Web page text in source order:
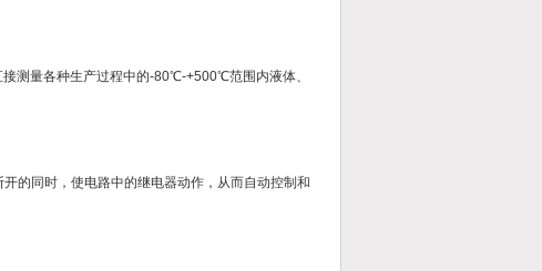
测量各种生产过程中的-80℃-+500℃范围内液体、
的同时，使电路中的继电器动作，从而自动控制和